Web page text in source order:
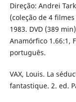
Direção: Andrei
(coleção de 4
1983. DVD (389
Anamórfico 1.66:1,
português.
VAX, Louis. La
fantastique. 2. ed.